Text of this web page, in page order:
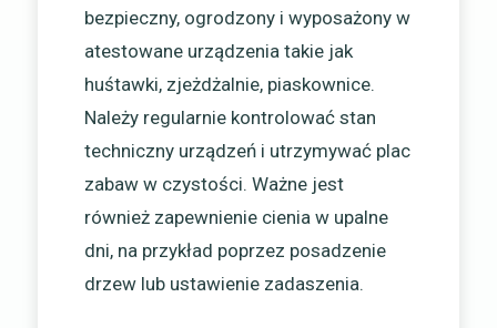
bezpieczny, ogrodzony i wyposażony w
atestowane urządzenia takie jak
huśtawki, zjeżdżalnie, piaskownice.
Należy regularnie kontrolować stan
techniczny urządzeń i utrzymywać plac
zabaw w czystości. Ważne jest
również zapewnienie cienia w upalne
dni, na przykład poprzez posadzenie
drzew lub ustawienie zadaszenia.